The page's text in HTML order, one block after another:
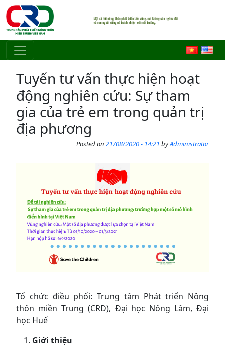
Skip to main content
Tuyển tư vấn thực hiện hoạt
động nghiên cứu: Sự tham
gia của trẻ em trong quản trị
địa phương
Posted on 21/08/2020 - 14:21 byAdministrator
Tổ chức điều phối: Trung tâm Phát triển Nông
thôn miền Trung (CRD), Đại học Nông Lâm, Đại
học Huế
Giới thiệu